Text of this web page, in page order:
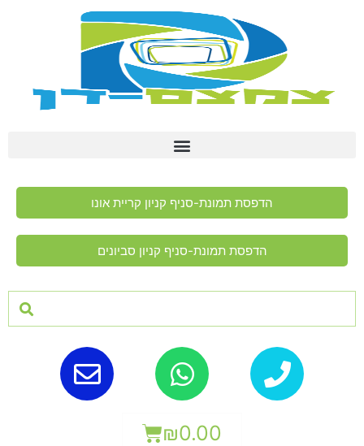
הדפסת תמונת-סניף קניון קריית אונו
הדפסת תמונת-סניף קניון סביונים
₪0.00